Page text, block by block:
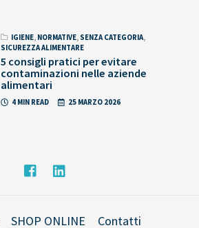
IGIENE, NORMATIVE, SENZA CATEGORIA,
SICUREZZA ALIMENTARE
5 consigli pratici per evitare
contaminazioni nelle aziende
alimentari
4 MIN READ 25 MARZO 2026
SHOP ONLINE Contatti